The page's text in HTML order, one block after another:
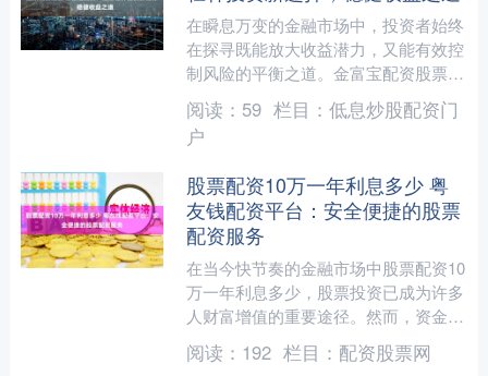
在瞬息万变的金融市场中，投资者始终
在探寻既能放大收益潜力，又能有效控
制风险的平衡之道。金富宝配资股票配
资选股，以其对安全边际的坚守与对稳
健收益的追求，正成为越来....
阅读： 59 栏目： 低息炒股配资门
户
股票配资10万一年利息多少 粤
友钱配资平台：安全便捷的股票
配资服务
在当今快节奏的金融市场中股票配资10
万一年利息多少，股票投资已成为许多
人财富增值的重要途径。然而，资金门
槛和灵活性问题常常让投资者感到掣
肘。针对这一需求，专业的....
阅读： 192 栏目： 配资股票网